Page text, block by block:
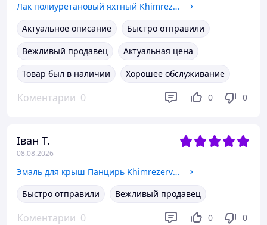
Лак полиуретановый яхтный KhimrezervPRO 1.8кг (2.5л) глян./полумат.
Актуальное описание
Быстро отправили
Вежливый продавец
Актуальная цена
Товар был в наличии
Хорошее обслуживание
Коментарии 0 0 0
Іван Т.
08.08.2026
Эмаль для крыш Панцирь KhimrezervPRO 11кг цвета в ассортименте
Быстро отправили
Вежливый продавец
Коментарии 0 0 0